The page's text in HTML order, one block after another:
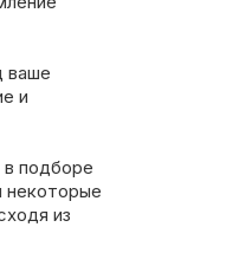
ваше
и
в подборе
некоторые
из